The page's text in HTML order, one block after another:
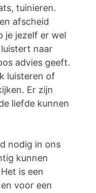
tuinieren.
afscheid
je jezelf er wel
naar
advies geeft.
luisteren of
Er zijn
liefde kunnen
nodig in ons
kunnen
is een
voor een